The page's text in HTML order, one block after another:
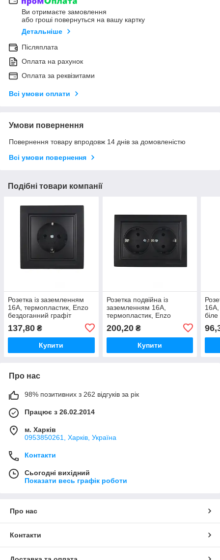
Ви отримаєте замовлення
або гроші повернуться на вашу картку
Детальніше
Післяплата
Оплата на рахунок
Оплата за реквізитами
Всі умови оплати
Умови повернення
Повернення товару впродовж 14 днів за домовленістю
Всі умови повернення
Подібні товари компанії
Розетка із заземленням
16A, термопластик, Enzo
бездоганний графіт
137,80 ₴
Купити
Розетка подвійна із
заземленням 16A,
термопластик, Enzo
200,20₴
Купити
16А,
Про нас
98% позитивних з 262 відгуків за рік
Працює з 26.02.2014
м. Харків
0953850261, Харків, Україна
Контакти
Сьогодні вихідний
Показати весь графік роботи
Про нас
Контакти